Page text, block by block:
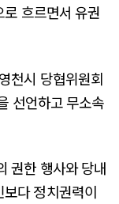
흐르면서 유권
천시 당협위원회
선언하고 무소속
권한 행사와 당내
다 정치권력이